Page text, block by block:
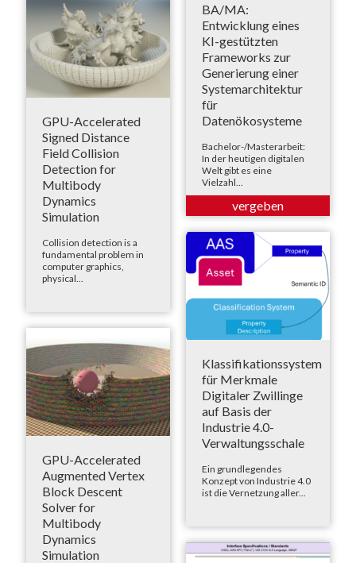
BA/MA:
Entwicklung eines
KI-gestützten
Frameworks zur
Generierung einer
Systemarchitektur
für
Datenökosysteme
Bachelor-/Masterarbeit:
In der heutigen digitalen
Welt gibt es eine
Vielzahl...
GPU-Accelerated
Signed Distance
Field Collision
Detection for
Multibody
Dynamics
Simulation
Collision detection is a
fundamental problem in
computer graphics,
physical...
Klassifikationssystem
für Merkmale
Digitaler Zwillinge
auf Basis der
Industrie 4.0-
Verwaltungsschale
Ein grundlegendes
Konzept von Industrie 4.0
ist die Vernetzung aller...
GPU-Accelerated
Augmented Vertex
Block Descent
Solver for
Multibody
Dynamics
Simulation